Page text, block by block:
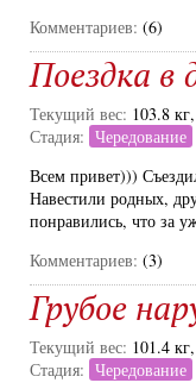
Комментариев: (6)
Поездка в
Текущий вес: 103.8
Стадия: Чередование
Всем привет)))
Навестили родных,
понравились, что за
Комментариев: (3)
Грубое
Текущий вес: 101.4
Стадия: Чередование